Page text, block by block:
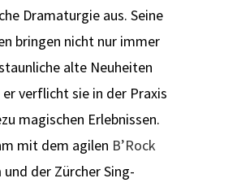
Dramaturgie aus. Seine
bringen nicht nur immer
alte Neuheiten
er verflicht sie in der Praxis
magischen Erlebnissen.
mit dem agilen B’Rock
und der Zürcher Sing-